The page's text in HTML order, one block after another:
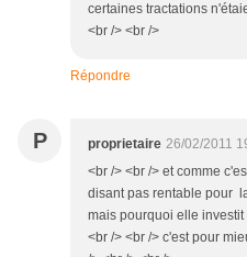
certaines tractations
<br /> <br />
Répondre
P proprietaire 26/02/2011
<br /> <br /> et comme
disant pas rentable pour
mais pourquoi elle
<br /> <br /> c'est pour